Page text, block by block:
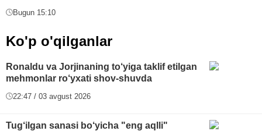
Bugun 15:10
Ko'p o'qilganlar
Ronaldu va Jorjinaning to‘yiga taklif etilgan
mehmonlar ro‘yxati shov-shuvda
22:47 / 03 avgust 2026
Tug‘ilgan sanasi bo‘yicha "eng aqlli"